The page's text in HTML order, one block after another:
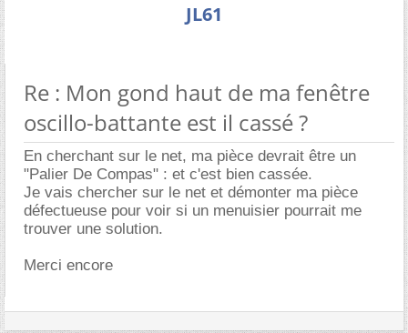
JL61
Re : Mon gond haut de ma fenêtre
oscillo-battante est il cassé ?
En cherchant sur le net, ma pièce devrait être un
"Palier De Compas" : et c'est bien cassée.
Je vais chercher sur le net et démonter ma pièce
défectueuse pour voir si un menuisier pourrait me
trouver une solution.
Merci encore